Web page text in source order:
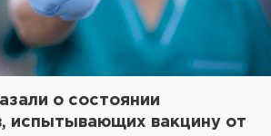
о состоянии
испытывающих вакцину от